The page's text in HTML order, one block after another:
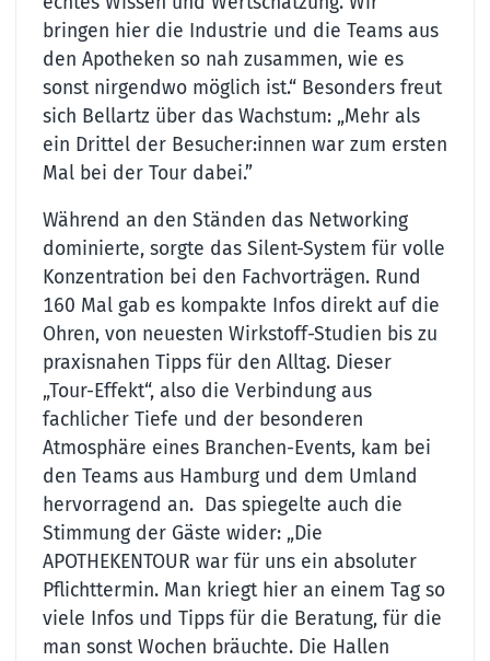
bringen hier die Industrie und die Teams aus
den Apotheken so nah zusammen, wie es
sonst nirgendwo möglich ist.“ Besonders freut
sich Bellartz über das Wachstum: „Mehr als
ein Drittel der Besucher:innen war zum ersten
Mal bei der Tour dabei.”
Während an den Ständen das Networking
dominierte, sorgte das Silent-System für volle
Konzentration bei den Fachvorträgen. Rund
160 Mal gab es kompakte Infos direkt auf die
Ohren, von neuesten Wirkstoff-Studien bis zu
praxisnahen Tipps für den Alltag. Dieser
„Tour-Effekt“, also die Verbindung aus
fachlicher Tiefe und der besonderen
Atmosphäre eines Branchen-Events, kam bei
den Teams aus Hamburg und dem Umland
hervorragend an. Das spiegelte auch die
Stimmung der Gäste wider: „Die
APOTHEKENTOUR war für uns ein absoluter
Pflichttermin. Man kriegt hier an einem Tag so
viele Infos und Tipps für die Beratung, für die
man sonst Wochen bräuchte. Die Hallen